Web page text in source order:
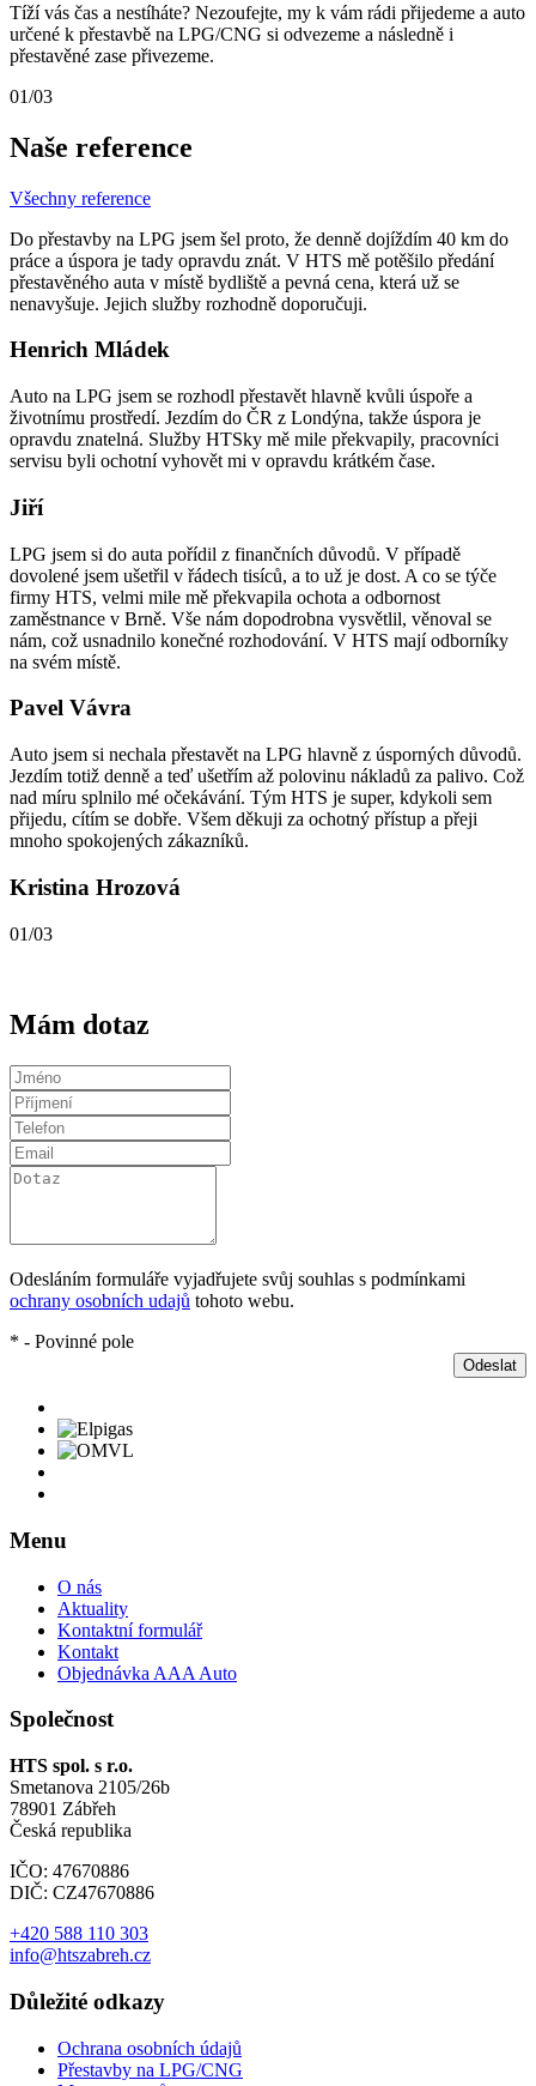
Tíží vás čas a nestíháte? Nezoufejte, my k vám rádi přijedeme a auto
určené k přestavbě na LPG/CNG si odvezeme a následně i
přestavěné zase přivezeme.
01/03
Naše reference
Všechny reference
Do přestavby na LPG jsem šel proto, že denně dojíždím 40 km do
práce a úspora je tady opravdu znát. V HTS mě potěšilo předání
přestavěného auta v místě bydliště a pevná cena, která už se
nenavyšuje. Jejich služby rozhodně doporučuji.
Henrich Mládek
Auto na LPG jsem se rozhodl přestavět hlavně kvůli úspoře a
životnímu prostředí. Jezdím do ČR z Londýna, takže úspora je
opravdu znatelná. Služby HTSky mě mile překvapily, pracovníci
servisu byli ochotní vyhovět mi v opravdu krátkém čase.
Jiří
LPG jsem si do auta pořídil z finančních důvodů. V případě
dovolené jsem ušetřil v řádech tisíců, a to už je dost. A co se týče
firmy HTS, velmi mile mě překvapila ochota a odbornost
zaměstnance v Brně. Vše nám dopodrobna vysvětlil, věnoval se
nám, což usnadnilo konečné rozhodování. V HTS mají odborníky
na svém místě.
Pavel Vávra
Auto jsem si nechala přestavět na LPG hlavně z úsporných důvodů.
Jezdím totiž denně a teď ušetřím až polovinu nákladů za palivo. Což
nad míru splnilo mé očekávání. Tým HTS je super, kdykoli sem
přijedu, cítím se dobře. Všem děkuji za ochotný přístup a přeji
mnoho spokojených zákazníků.
Kristina Hrozová
01/03
Mám dotaz
Odesláním formuláře vyjadřujete svůj souhlas s podmínkami
ochrany osobních udajů tohoto webu.
* - Povinné pole
Odeslat
Menu
O nás
Aktuality
Kontaktní formulář
Kontakt
Objednávka AAA Auto
Společnost
HTS spol. s r.o.
Smetanova 2105/26b
78901 Zábřeh
Česká republika
IČO: 47670886
DIČ: CZ47670886
+420 588 110 303
info@htszabreh.cz
Důležité odkazy
Ochrana osobních údajů
Přestavby na LPG/CNG